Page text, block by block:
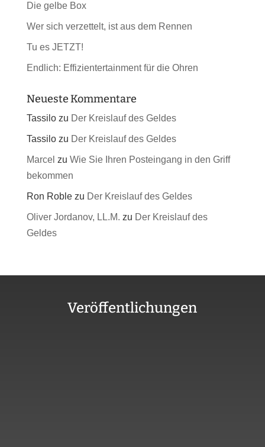
Die gelbe Box
Wer sich verzettelt, ist aus dem Rennen
Tu es JETZT!
Endlich: Effizientertainment für die Ohren
Neueste Kommentare
Tassilozu Der Kreislauf des Geldes
Tassilozu Der Kreislauf des Geldes
Marcel zu Wie Sie Ihren Posteingang in den Griff
bekommen
Ron Roblezu Der Kreislauf des Geldes
Oliver Jordanov, LL.M. zu Der Kreislauf des
Geldes
Veröffentlichungen